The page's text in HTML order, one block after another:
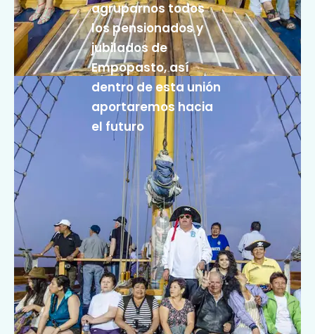
agruparnos todos
los pensionados y
jubilados de
Empopasto, así
dentro de esta unión
aportaremos hacia
el futuro